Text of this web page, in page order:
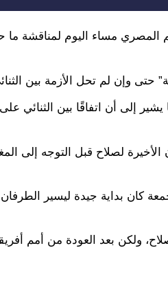
مساء اليوم لمناقشة ما
حتى وإن لم تحل الأزمة بين
إلى أن اتفاقًا بين الثنائي
والتي ستكون الأخيرة لصلاح قبل
كان بداية جيدة ليسير
ولكن بعد العودة من أمم